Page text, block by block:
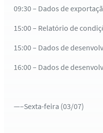
09:30 – Dados de
15:00 – Relatório de
15:00 – Dados de
16:00 – Dados de
—–Sexta-feira (03/07)